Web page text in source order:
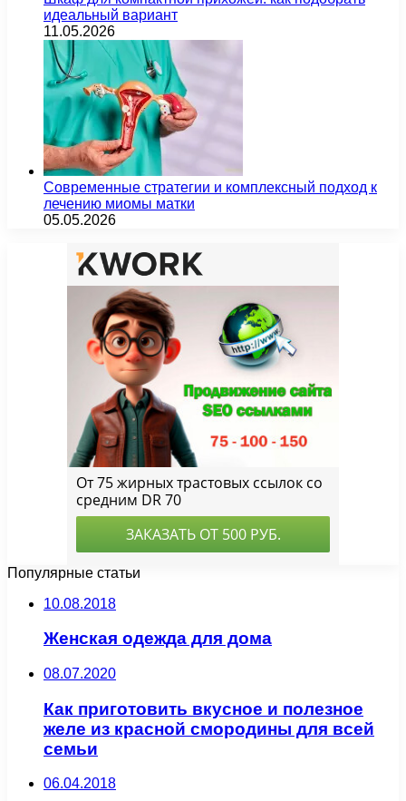
идеальный вариант
11.05.2026
Современные стратегии и комплексный подход к
лечению миомы матки
05.05.2026
Популярные статьи
10.08.2018
Женская одежда для дома
08.07.2020
Как приготовить вкусное и полезное
желе из красной смородины для всей
семьи
06.04.2018